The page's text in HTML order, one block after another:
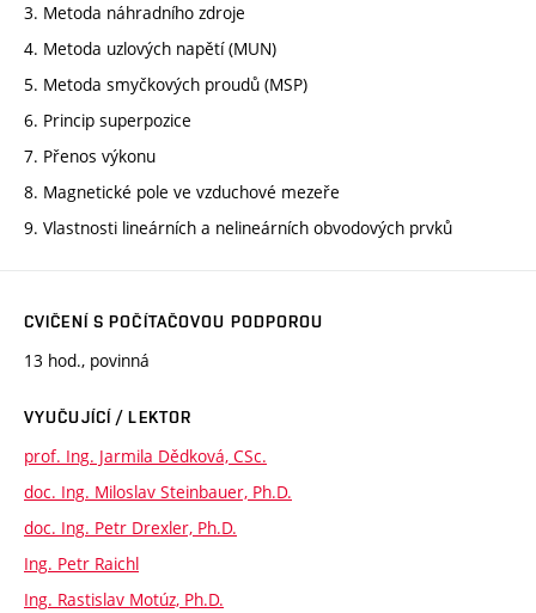
3. Metoda náhradního zdroje
4. Metoda uzlových napětí (MUN)
5. Metoda smyčkových proudů (MSP)
6. Princip superpozice
7. Přenos výkonu
8. Magnetické pole ve vzduchové mezeře
9. Vlastnosti lineárních a nelineárních obvodových prvků
CVIČENÍ S POČÍTAČOVOU PODPOROU
13 hod., povinná
VYUČUJÍCÍ / LEKTOR
prof. Ing. Jarmila Dědková, CSc.
doc. Ing. Miloslav Steinbauer, Ph.D.
doc. Ing. Petr Drexler, Ph.D.
Ing. Petr Raichl
Ing. Rastislav Motúz, Ph.D.